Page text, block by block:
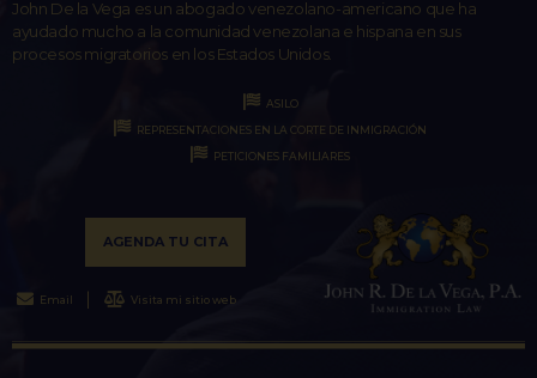
John De la Vega es un abogado venezolano-americano que ha
ayudado mucho a la comunidad venezolana e hispana en sus
procesos migratorios en los Estados Unidos.
ASILO
REPRESENTACIONES EN LA CORTE DE INMIGRACIÓN
PETICIONES FAMILIARES
AGENDA TU CITA
Email Visita mi sitio web